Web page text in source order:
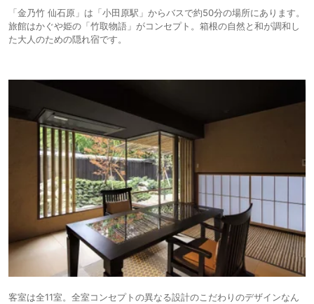
「金乃竹 仙石原」は「小田原駅」からバスで約50分の場所にあります。
旅館はかぐや姫の「竹取物語」がコンセプト。箱根の自然と和が調和し
た大人のための隠れ宿です。
客室は全11室。全室コンセプトの異なる設計のこだわりのデザインなん